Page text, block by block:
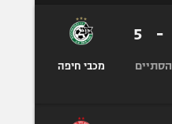
-
5
הסתיים מכבי חיפה